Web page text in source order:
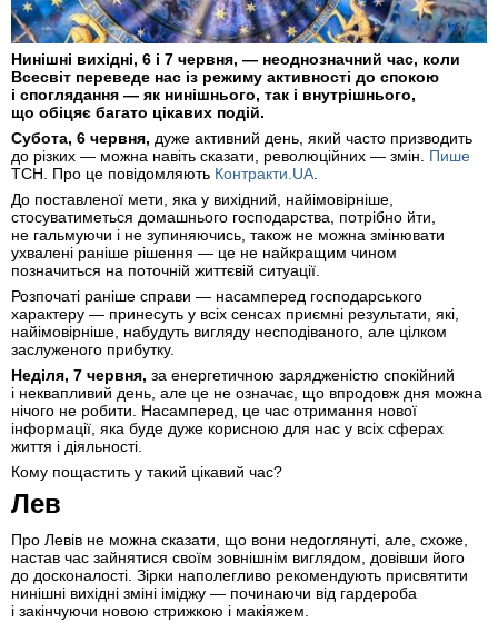
Нинішні вихідні, 6 і 7 червня, — неоднозначний час, коли
Всесвіт переведе нас із режиму активності до спокою
і споглядання — як нинішнього, так і внутрішнього,
що обіцяє багато цікавих подій.
Субота, 6 червня, дуже активний день, який часто призводить
до різких — можна навіть сказати, революційних — змін. Пише
ТСН. Про це повідомляють Контракти.UA.
До поставленої мети, яка у вихідний, найімовірніше,
стосуватиметься домашнього господарства, потрібно йти,
не гальмуючи і не зупиняючись, також не можна змінювати
ухвалені раніше рішення — це не найкращим чином
позначиться на поточній життєвій ситуації.
Розпочаті раніше справи — насамперед господарського
характеру — принесуть у всіх сенсах приємні результати, які,
найімовірніше, набудуть вигляду несподіваного, але цілком
заслуженого прибутку.
Неділя, 7 червня, за енергетичною зарядженістю спокійний
і неквапливий день, але це не означає, що впродовж дня можна
нічого не робити. Насамперед, це час отримання нової
інформації, яка буде дуже корисною для нас у всіх сферах
життя і діяльності.
Кому пощастить у такий цікавий час?
Лев
Про Левів не можна сказати, що вони недоглянуті, але, схоже,
настав час зайнятися своїм зовнішнім виглядом, довівши його
до досконалості. Зірки наполегливо рекомендують присвятити
нинішні вихідні зміні іміджу — починаючи від гардероба
і закінчуючи новою стрижкою і макіяжем.